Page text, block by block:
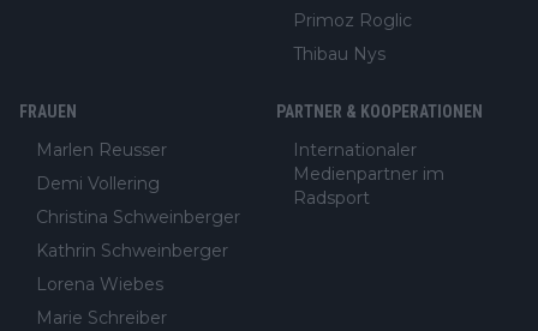
Primoz Roglic
Thibau Nys
FRAUEN
Marlen Reusser
Demi Vollering
Christina Schweinberger
Kathrin Schweinberger
Lorena Wiebes
Marie Schreiber
PARTNER & KOOPERATIONEN
Internationaler
Medienpartner im
Radsport